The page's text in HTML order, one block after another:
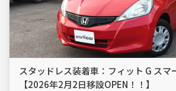
スタッドレス装着車：フィット G スマ
【2026年2月2日移設OPEN！！】